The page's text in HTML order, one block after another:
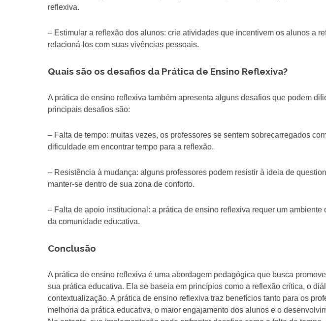
reflexiva.
– Estimular a reflexão dos alunos: crie atividades que incentivem os alunos a
relacioná-los com suas vivências pessoais.
Quais são os desafios da Prática de Ensino Reflexiva?
A prática de ensino reflexiva também apresenta alguns desafios que podem
principais desafios são:
– Falta de tempo: muitas vezes, os professores se sentem sobrecarregados
dificuldade em encontrar tempo para a reflexão.
– Resistência à mudança: alguns professores podem resistir à ideia de
manter-se dentro de sua zona de conforto.
– Falta de apoio institucional: a prática de ensino reflexiva requer um
da comunidade educativa.
Conclusão
A prática de ensino reflexiva é uma abordagem pedagógica que busca
sua prática educativa. Ela se baseia em princípios como a reflexão crítica, o
contextualização. A prática de ensino reflexiva traz benefícios tanto para os
melhoria da prática educativa, o maior engajamento dos alunos e o